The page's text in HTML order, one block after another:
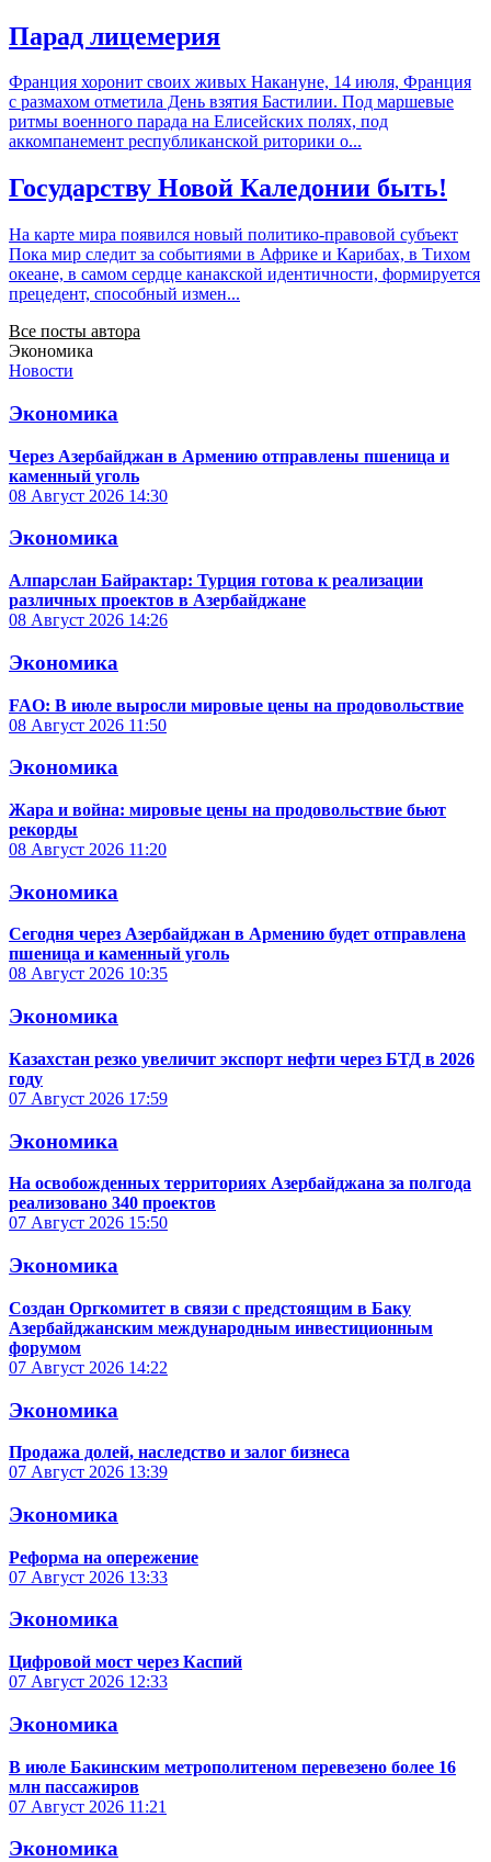
Парад лицемерия
Франция хоронит своих живых Накануне, 14 июля, Франция
с размахом отметила День взятия Бастилии. Под маршевые
ритмы военного парада на Елисейских полях, под
аккомпанемент республиканской риторики о...
Государству Новой Каледонии быть!
На карте мира появился новый политико-правовой субъект
Пока мир следит за событиями в Африке и Карибах, в Тихом
океане, в самом сердце канакской идентичности, формируется
прецедент, способный измен...
Все посты автора
Экономика
Новости
Экономика
Через Азербайджан в Армению отправлены пшеница и
каменный уголь
08 Август 2026 14:30
Экономика
Алпарслан Байрактар: Турция готова к реализации
различных проектов в Азербайджане
08 Август 2026 14:26
Экономика
FAO: В июле выросли мировые цены на продовольствие
08 Август 2026 11:50
Экономика
Жара и война: мировые цены на продовольствие бьют
рекорды
08 Август 2026 11:20
Экономика
Сегодня через Азербайджан в Армению будет отправлена
пшеница и каменный уголь
08 Август 2026 10:35
Экономика
Казахстан резко увеличит экспорт нефти через БТД в 2026
году
07 Август 2026 17:59
Экономика
На освобожденных территориях Азербайджана за полгода
реализовано 340 проектов
07 Август 2026 15:50
Экономика
Создан Оргкомитет в связи с предстоящим в Баку
Азербайджанским международным инвестиционным
форумом
07 Август 2026 14:22
Экономика
Продажа долей, наследство и залог бизнеса
07 Август 2026 13:39
Экономика
Реформа на опережение
07 Август 2026 13:33
Экономика
Цифровой мост через Каспий
07 Август 2026 12:33
Экономика
В июле Бакинским метрополитеном перевезено более 16
млн пассажиров
07 Август 2026 11:21
Экономика